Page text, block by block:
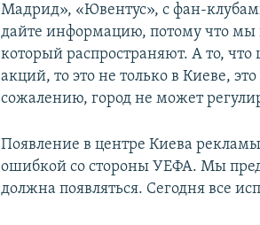
Мадрид», «Ювентус», с фан-
дайте информацию, потому что
который распространяют. А то,
акций, то это не только в Киеве,
сожалению, город не может
Появление в центре Киева
ошибкой со стороны УЕФА. Мы
должна появляться. Сегодня все